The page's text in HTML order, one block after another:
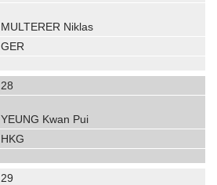
MULTERER Niklas
GER
28
YEUNG Kwan Pui
HKG
29